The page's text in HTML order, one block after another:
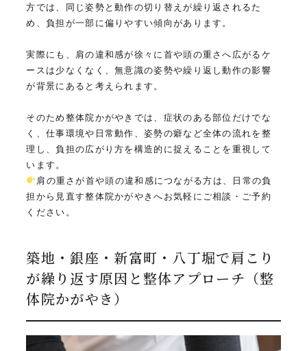
方では、同じ姿勢と動作の切り替えが繰り返されるた
め、負担が一部に偏りやすい傾向があります。
実際にも、肩の違和感が徐々に首や頭の重さへ広がるケ
ースは少なくなく、無意識の姿勢や繰り返し動作の影響
が背景にあると考えられます。
そのため整体院かがやきでは、症状のある部位だけでな
く、仕事環境や日常動作、姿勢の癖など全体の流れを整
理し、負担の広がり方を構造的に捉えることを重視して
います。
肩の重さが首や頭の違和感につながる方は、日常の負
担から見直す整体院かがやきへお気軽にご相談・ご予約
ください。
築地・銀座・新富町・八丁堀で肩こり
が繰り返す原因と整体アプローチ（整
体院かがやき）